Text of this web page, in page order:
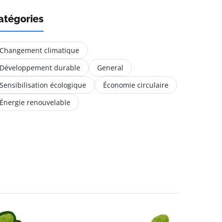
climatique
durable
General
écologique
Économie circulaire
renouvelable